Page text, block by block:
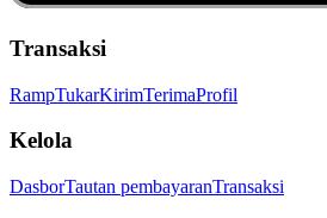
Transaksi
RampTukarKirimTerimaProfil
Kelola
DasborTautan pembayaranTransaksi